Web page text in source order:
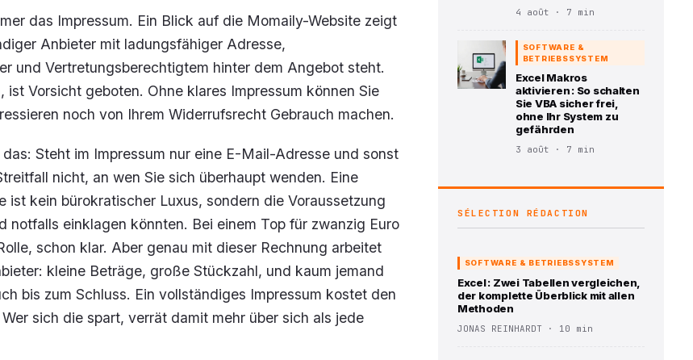
das Impressum. Ein Blick auf die Momaily-Website zeigt
Anbieter mit ladungsfähiger Adresse,
und Vertretungsberechtigtem hinter dem Angebot steht.
ist Vorsicht geboten. Ohne klares Impressum können Sie
noch von Ihrem Widerrufsrecht Gebrauch machen.
Steht im Impressum nur eine E-Mail-Adresse und sonst
nicht, an wen Sie sich überhaupt wenden. Eine
ist kein bürokratischer Luxus, sondern die Voraussetzung
notfalls einklagen könnten. Bei einem Top für zwanzig Euro
schon klar. Aber genau mit dieser Rechnung arbeitet
kleine Beträge, große Stückzahl, und kaum jemand
bis zum Schluss. Ein vollständiges Impressum kostet den
sich die spart, verrät damit mehr über sich als jede
4 août · 7 min
SOFTWARE &
BETRIEBSSYSTEM
Excel Makros
aktivieren : So schalten
Sie VBA sicher frei,
ohne Ihr System zu
gefährden
3 août · 7 min
SÉLECTION RÉDACTION
SOFTWARE & BETRIEBSSYSTEM
Excel : Zwei Tabellen vergleichen,
der komplette Überblick mit allen
Methoden
JONAS REINHARDT · 10 min